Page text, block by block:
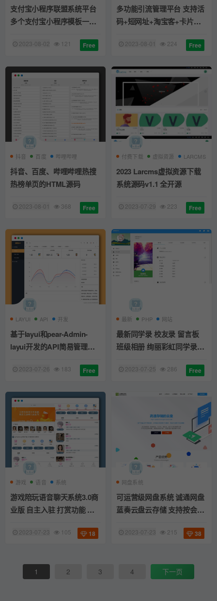
支付宝小程序联盟系统平台
多个支付宝小程序模板一键
2023-08-02 121 Free
多功能引流管理平台 支持活
码+短网址+淘宝客+卡片分
2023-08-01 224 Free
抖音 百度 哔哩哔哩
抖音、百度、哔哩哔哩热搜
热榜单页的HTML源码
2023-08-01 368 Free
付费下载 虚拟资源 LARCMS
2023 Larcms虚拟资源下载
系统源码v1.1 全开源
2023-07-29 223 Free
LAYUI API 开发
基于layui和pear-Admin-
layui开发的API简易管理系
2023-07-26 183 Free
最新 PHP 网站
最新同学录 校友录 留言板
班级相册 绚丽彩虹同学录
2023-07-25 286 Free
游戏 语音 系统
游戏陪玩语音聊天系统3.0商
业版 自主入驻 打赏功能 动
2023-07-23 105 18
网盘系统
可运营级网盘系统 诚通网盘
蓝奏云盘云存储 支持按会员
2023-07-23 215 38
1 2 3 4 下一页